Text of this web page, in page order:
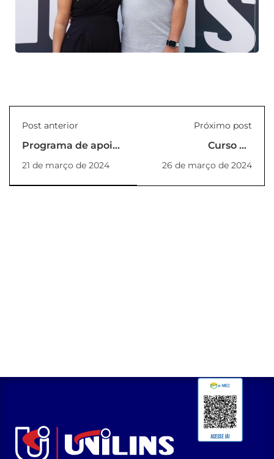
Post anterior
Programa de apoio
docentes e
funcionários 2024
21 de março de 2024
Próximo post
Curso de
Urbanismo visita
a ExpoRevestir 2024
26 de março de 2024